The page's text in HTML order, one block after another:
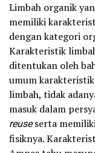
Limbah organik
memiliki
dengan kategori
Karakteristik
ditentukan oleh
umum
limbah, tidak
masuk dalam
reuseserta
fisiknya.